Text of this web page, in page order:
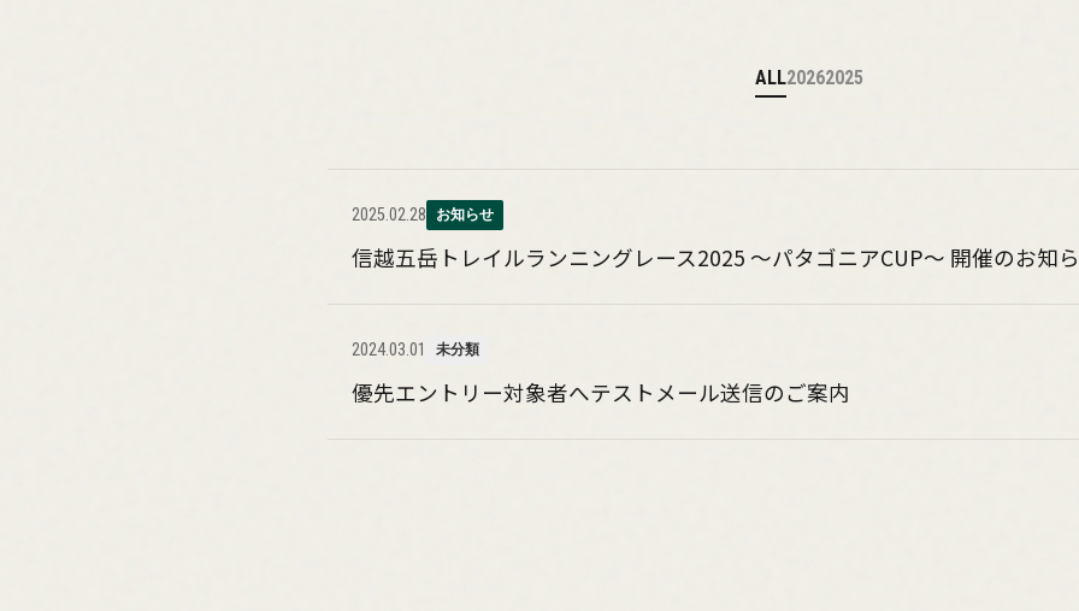
ALL20262025
2025.02.28 お知らせ
信越五岳トレイルランニングレース2025 〜パタゴニアCUP〜 開催のお知
2024.03.01 未分類
優先エントリー対象者へテストメール送信のご案内